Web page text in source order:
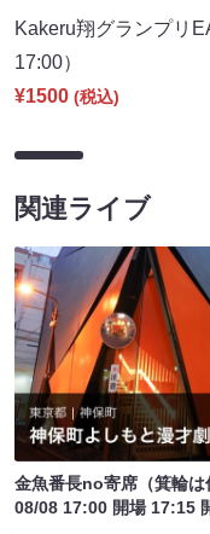
Kakeru翔グランプリ
17:00）
¥1500 (税込)
関連ライブ
金魚番長no寄席（箕輪は
08/08 17:00 開場 17:15